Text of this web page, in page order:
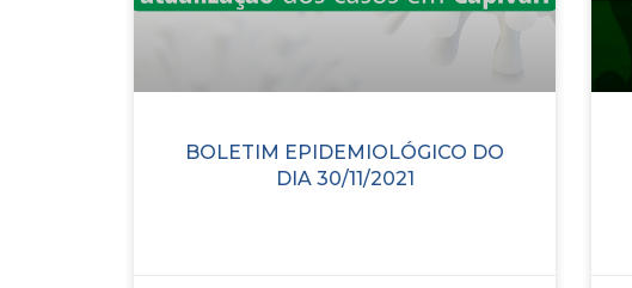
BOLETIM EPIDEMIOLÓGICO DO
DIA 30/11/2021